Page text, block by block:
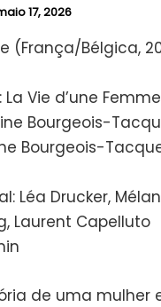
17, 2026
(França/Bélgica,
Vie d’une Femme
Bourgeois-
Bourgeois-
Léa Drucker,
Laurent Capelluto
de uma mulher